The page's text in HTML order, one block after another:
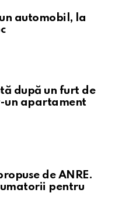
automobil, la
după un furt de
un apartament
de ANRE.
pentru